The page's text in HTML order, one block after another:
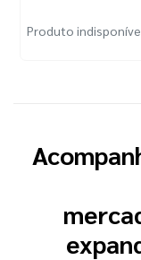
Produto